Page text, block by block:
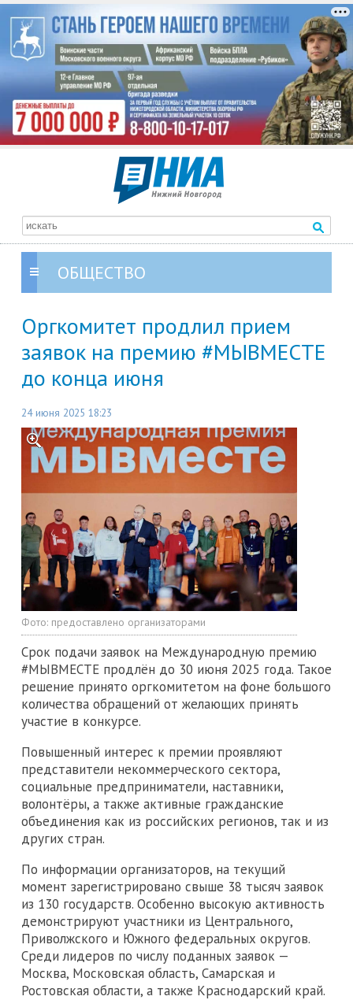
ОБЩЕСТВО
Оргкомитет продлил прием
заявок на премию #МЫВМЕСТЕ
до конца июня
24 июня 2025 18:23
Фото: предоставлено организаторами
Срок подачи заявок на Международную премию
#МЫВМЕСТЕ продлён до 30 июня 2025 года. Такое
решение принято оргкомитетом на фоне большого
количества обращений от желающих принять
участие в конкурсе.
Повышенный интерес к премии проявляют
представители некоммерческого сектора,
социальные предприниматели, наставники,
волонтёры, а также активные гражданские
объединения как из российских регионов, так и из
других стран.
По информации организаторов, на текущий
момент зарегистрировано свыше 38 тысяч заявок
из 130 государств. Особенно высокую активность
демонстрируют участники из Центрального,
Приволжского и Южного федеральных округов.
Среди лидеров по числу поданных заявок —
Москва, Московская область, Самарская и
Ростовская области, а также Краснодарский край.